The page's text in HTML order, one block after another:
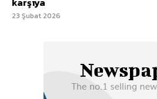
23 Şubat 2026